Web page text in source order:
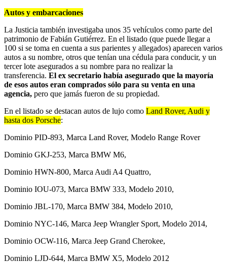
Autos y embarcaciones
La Justicia también investigaba unos 35 vehículos como parte del
patrimonio de Fabián Gutiérrez. En el listado (que puede llegar a
100 si se toma en cuenta a sus parientes y allegados) aparecen varios
autos a su nombre, otros que tenían una cédula para conducir, y un
tercer lote asegurados a su nombre para no realizar la
transferencia. El ex secretario había asegurado que la mayoría
de esos autos eran comprados sólo para su venta en una
agencia, pero que jamás fueron de su propiedad.
En el listado se destacan autos de lujo como Land Rover, Audi y
hasta dos Porsche:
Dominio PID-893, Marca Land Rover, Modelo Range Rover
Dominio GKJ-253, Marca BMW M6,
Dominio HWN-800, Marca Audi A4 Quattro,
Dominio IOU-073, Marca BMW 333, Modelo 2010,
Dominio JBL-170, Marca BMW 384, Modelo 2010,
Dominio NYC-146, Marca Jeep Wrangler Sport, Modelo 2014,
Dominio OCW-116, Marca Jeep Grand Cherokee,
Dominio LJD-644, Marca BMW X5, Modelo 2012